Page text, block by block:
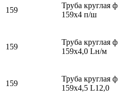
159
Труба круглая ф
159х4 п/ш
159
Труба круглая ф
159х4,0 Lн/м
159
Труба круглая ф
159х4,5 L12,0